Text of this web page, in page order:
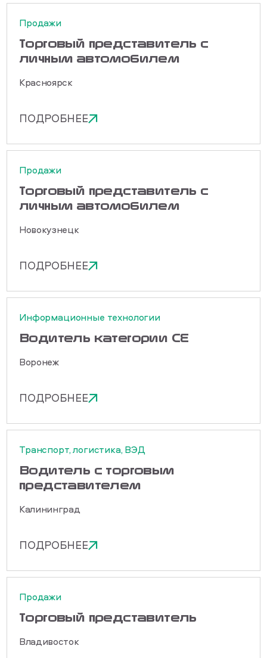
Продажи
Торговый представитель с
личным автомобилем
Красноярск
ПОДРОБНЕЕ
Продажи
Торговый представитель с
личным автомобилем
Новокузнецк
ПОДРОБНЕЕ
Информационные технологии
Водитель категории СЕ
Воронеж
ПОДРОБНЕЕ
Транспорт, логистика, ВЭД
Водитель с торговым
представителем
Калининград
ПОДРОБНЕЕ
Продажи
Торговый представитель
Владивосток